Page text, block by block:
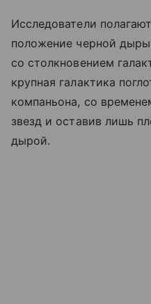
Исследователи
положение черной дыры
со столкновением
крупная галактика
компаньона, со
звезд и оставив лишь
дырой.